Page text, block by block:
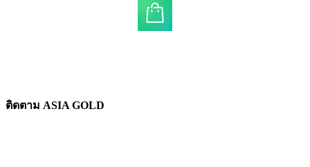
ติดตาม ASIA GOLD